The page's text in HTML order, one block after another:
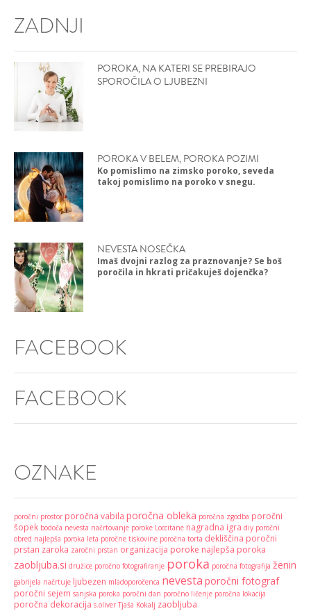
ZADNJI
POROKA, NA KATERI SE PREBIRAJO
SPOROČILA O LJUBEZNI
POROKA V BELEM, POROKA POZIMI
Ko pomislimo na zimsko poroko, seveda
takoj pomislimo na poroko v snegu.
NEVESTA NOSEČKA
Imaš dvojni razlog za praznovanje? Se boš
poročila in hkrati pričakuješ dojenčka?
FACEBOOK
FACEBOOK
OZNAKE
poročni prostor poročna vabila poročna obleka poročna zgodba poročni
šopek bodoča nevesta načrtovanje poroke Loccitane nagradna igra diy poročni
obred najlepša poroka leta poročne tiskovine poročna torta dekliščina poročni
prstan zaroka zaročni prstan organizacija poroke najlepša poroka
zaobljuba.si družice poročno fotografiranje poroka poročna fotografija ženin
gabrijela načrtuje ljubezen mladoporočenca nevesta poročni fotograf
poročni sejem sanjska poroka poročni dan poročno ličenje poročna lokacija
poročna dekoracija s.oliver Tjaša Kokalj zaobljuba